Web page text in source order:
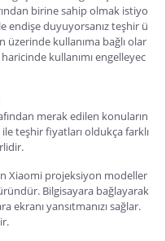
birine sahip olmak istiyo
endişe duyuyorsanız teşhir ü
üzerinde kullanıma bağlı olar
kullanımı engelleyec
merak edilen konuların
teşhir fiyatları oldukça farklı
Xiaomi projeksiyon modeller
Bilgisayara bağlayarak
yansıtmanızı sağlar.